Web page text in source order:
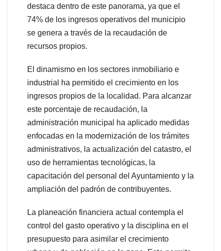
destaca dentro de este panorama, ya que el
74% de los ingresos operativos del municipio
se genera a través de la recaudación de
recursos propios.
El dinamismo en los sectores inmobiliario e
industrial ha permitido el crecimiento en los
ingresos propios de la localidad. Para alcanzar
este porcentaje de recaudación, la
administración municipal ha aplicado medidas
enfocadas en la modernización de los trámites
administrativos, la actualización del catastro, el
uso de herramientas tecnológicas, la
capacitación del personal del Ayuntamiento y la
ampliación del padrón de contribuyentes.
La planeación financiera actual contempla el
control del gasto operativo y la disciplina en el
presupuesto para asimilar el crecimiento